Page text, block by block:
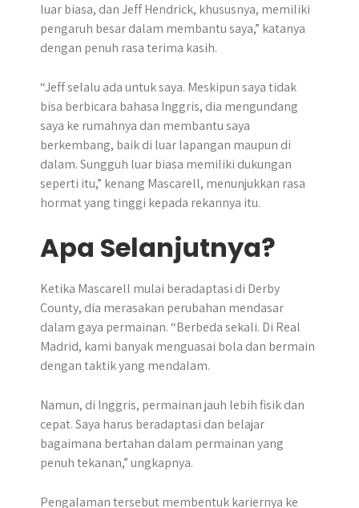
luar biasa, dan Jeff Hendrick, khususnya, memiliki
pengaruh besar dalam membantu saya,” katanya
dengan penuh rasa terima kasih.
“Jeff selalu ada untuk saya. Meskipun saya tidak
bisa berbicara bahasa Inggris, dia mengundang
saya ke rumahnya dan membantu saya
berkembang, baik di luar lapangan maupun di
dalam. Sungguh luar biasa memiliki dukungan
seperti itu,” kenang Mascarell, menunjukkan rasa
hormat yang tinggi kepada rekannya itu.
Apa Selanjutnya?
Ketika Mascarell mulai beradaptasi di Derby
County, dia merasakan perubahan mendasar
dalam gaya permainan. “Berbeda sekali. Di Real
Madrid, kami banyak menguasai bola dan bermain
dengan taktik yang mendalam.
Namun, di Inggris, permainan jauh lebih fisik dan
cepat. Saya harus beradaptasi dan belajar
bagaimana bertahan dalam permainan yang
penuh tekanan,” ungkapnya.
Pengalaman tersebut membentuk kariernya ke